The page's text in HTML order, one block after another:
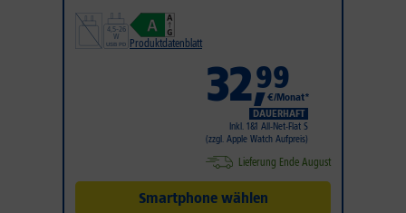
Produktdatenblatt
32,99
€/Monat*
DAUERHAFT
Inkl. 1&1 All-Net-Flat S
(zzgl. Apple Watch Aufpreis)
Lieferung Ende August
Smartphone wählen